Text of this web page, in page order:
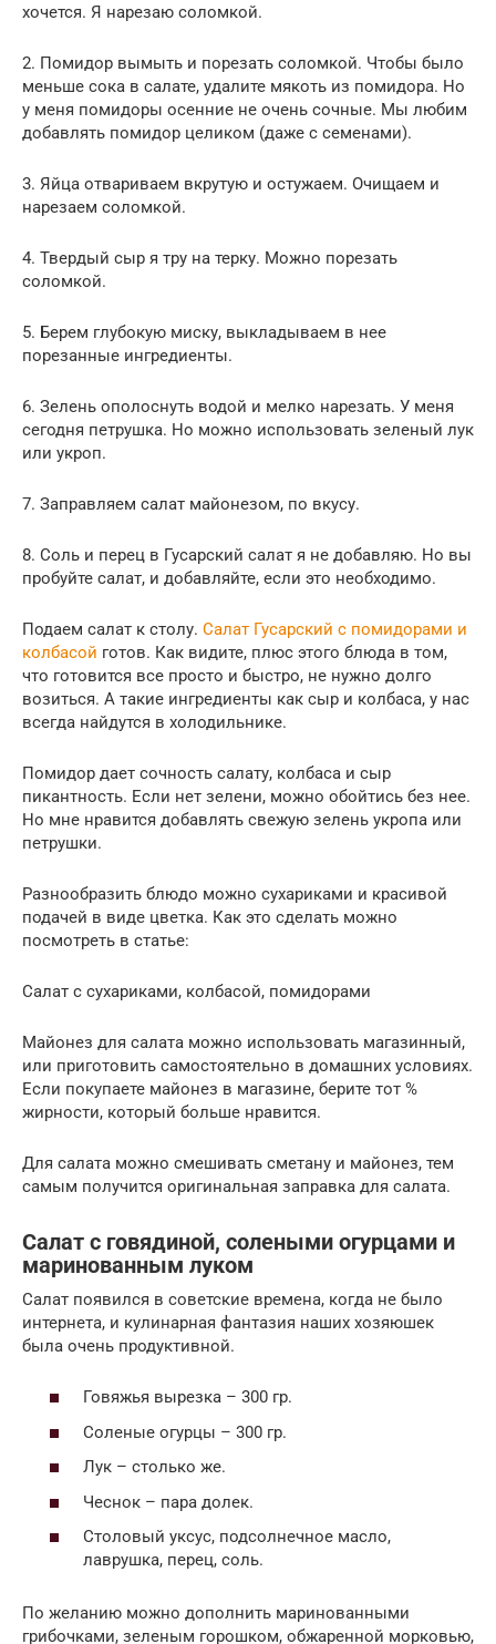
хочется. Я нарезаю соломкой.
2. Помидор вымыть и порезать соломкой. Чтобы было
меньше сока в салате, удалите мякоть из помидора. Но
у меня помидоры осенние не очень сочные. Мы любим
добавлять помидор целиком (даже с семенами).
3. Яйца отвариваем вкрутую и остужаем. Очищаем и
нарезаем соломкой.
4. Твердый сыр я тру на терку. Можно порезать
соломкой.
5. Берем глубокую миску, выкладываем в нее
порезанные ингредиенты.
6. Зелень ополоснуть водой и мелко нарезать. У меня
сегодня петрушка. Но можно использовать зеленый лук
или укроп.
7. Заправляем салат майонезом, по вкусу.
8. Соль и перец в Гусарский салат я не добавляю. Но вы
пробуйте салат, и добавляйте, если это необходимо.
Подаем салат к столу. Салат Гусарский с помидорами и
колбасой готов. Как видите, плюс этого блюда в том,
что готовится все просто и быстро, не нужно долго
возиться. А такие ингредиенты как сыр и колбаса, у нас
всегда найдутся в холодильнике.
Помидор дает сочность салату, колбаса и сыр
пикантность. Если нет зелени, можно обойтись без нее.
Но мне нравится добавлять свежую зелень укропа или
петрушки.
Разнообразить блюдо можно сухариками и красивой
подачей в виде цветка. Как это сделать можно
посмотреть в статье:
Салат с сухариками, колбасой, помидорами
Майонез для салата можно использовать магазинный,
или приготовить самостоятельно в домашних условиях.
Если покупаете майонез в магазине, берите тот %
жирности, который больше нравится.
Для салата можно смешивать сметану и майонез, тем
самым получится оригинальная заправка для салата.
Салат с говядиной, солеными огурцами и
маринованным луком
Салат появился в советские времена, когда не было
интернета, и кулинарная фантазия наших хозяюшек
была очень продуктивной.
Говяжья вырезка – 300 гр.
Соленые огурцы – 300 гр.
Лук – столько же.
Чеснок – пара долек.
Столовый уксус, подсолнечное масло,
лаврушка, перец, соль.
По желанию можно дополнить маринованными
грибочками, зеленым горошком, обжаренной морковью,